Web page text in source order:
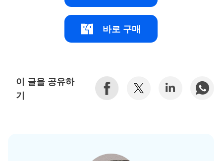
바로 구매
이 글을 공유하
기